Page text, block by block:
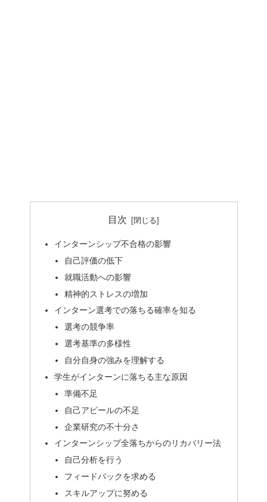
目次
インターンシップ不合格の影響
自己評価の低下
就職活動への影響
精神的ストレスの増加
インターン選考での落ちる確率を知る
選考の競争率
選考基準の多様性
自分自身の強みを理解する
学生がインターンに落ちる主な原因
準備不足
自己アピールの不足
企業研究の不十分さ
インターンシップ全落ちからのリカバリー法
自己分析を行う
フィードバックを求める
スキルアップに努める